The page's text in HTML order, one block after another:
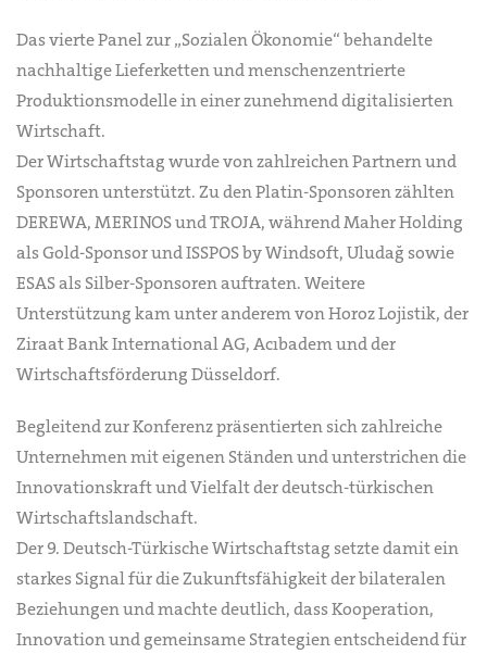
Das vierte Panel zur „Sozialen Ökonomie“ behandelte
nachhaltige Lieferketten und menschenzentrierte
Produktionsmodelle in einer zunehmend digitalisierten
Wirtschaft.
Der Wirtschaftstag wurde von zahlreichen Partnern und
Sponsoren unterstützt. Zu den Platin-Sponsoren zählten
DEREWA, MERINOS und TROJA, während Maher Holding
als Gold-Sponsor und ISSPOS by Windsoft, Uludağ sowie
ESAS als Silber-Sponsoren auftraten. Weitere
Unterstützung kam unter anderem von Horoz Lojistik, der
Ziraat Bank International AG, Acıbadem und der
Wirtschaftsförderung Düsseldorf.
Begleitend zur Konferenz präsentierten sich zahlreiche
Unternehmen mit eigenen Ständen und unterstrichen die
Innovationskraft und Vielfalt der deutsch-türkischen
Wirtschaftslandschaft.
Der 9. Deutsch-Türkische Wirtschaftstag setzte damit ein
starkes Signal für die Zukunftsfähigkeit der bilateralen
Beziehungen und machte deutlich, dass Kooperation,
Innovation und gemeinsame Strategien entscheidend für